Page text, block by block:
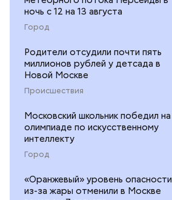
ночь с 12 на 13 августа
Город
Родители отсудили почти пять
миллионов рублей у детсада в
Новой Москве
Происшествия
Московский школьник победил на
олимпиаде по искусственному
интеллекту
Город
«Оранжевый» уровень опасности
из-за жары отменили в Москве